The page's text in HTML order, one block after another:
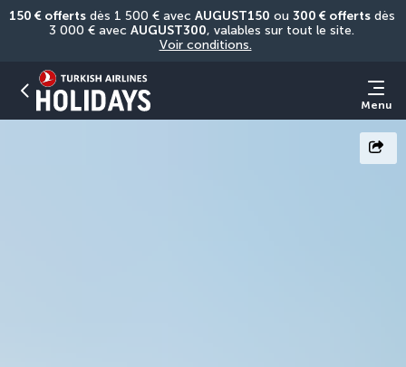
150 € offerts dès 1 500 € avec AUGUST150 ou 300 € offerts dès
3 000 € avec AUGUST300
Voir conditions.
Menu